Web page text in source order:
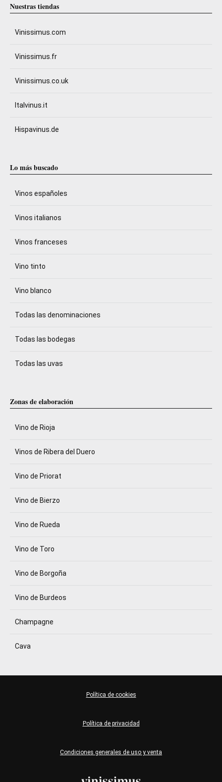
Nuestras tiendas
Vinissimus.com
Vinissimus.fr
Vinissimus.co.uk
Italvinus.it
Hispavinus.de
Lo más buscado
Vinos españoles
Vinos italianos
Vinos franceses
Vino tinto
Vino blanco
Todas las denominaciones
Todas las bodegas
Todas las uvas
Zonas de elaboración
Vino de Rioja
Vinos de Ribera del Duero
Vino de Priorat
Vino de Bierzo
Vino de Rueda
Vino de Toro
Vino de Borgoña
Vino de Burdeos
Champagne
Cava
Condiciones generales de uso y venta
Política de privacidad
Política de cookies